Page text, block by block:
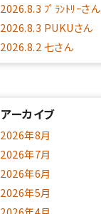
2026.8.3 ﾌﾟﾗﾝﾄﾘｰさん
2026.8.3 PUKUさん
2026.8.2 七さん
アーカイブ
2026年8月
2026年7月
2026年6月
2026年5月